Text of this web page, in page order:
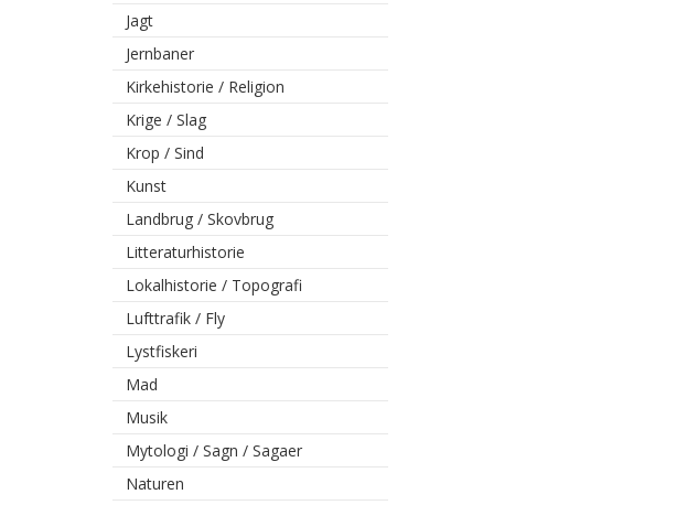
Jagt
Jernbaner
Kirkehistorie / Religion
Krige / Slag
Krop / Sind
Kunst
Landbrug / Skovbrug
Litteraturhistorie
Lokalhistorie / Topografi
Lufttrafik / Fly
Lystfiskeri
Mad
Musik
Mytologi / Sagn / Sagaer
Naturen